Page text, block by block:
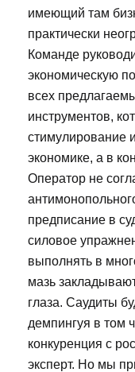
имеющий там
практически
Команде
экономическую
всех
инструментов,
стимулирование
экономике, а в
Оператор не
предписание в
силовое
выполнять в
мазь
глаза. Саудиты
демпингуя в том
конкуренция с
эксперт. Но мы